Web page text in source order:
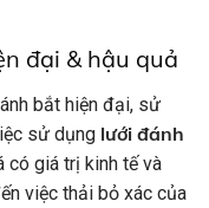
đại & hậu quả
bắt hiện đại, sử
sử dụng lưới đánh
có giá trị kinh tế và
việc thải bỏ xác của